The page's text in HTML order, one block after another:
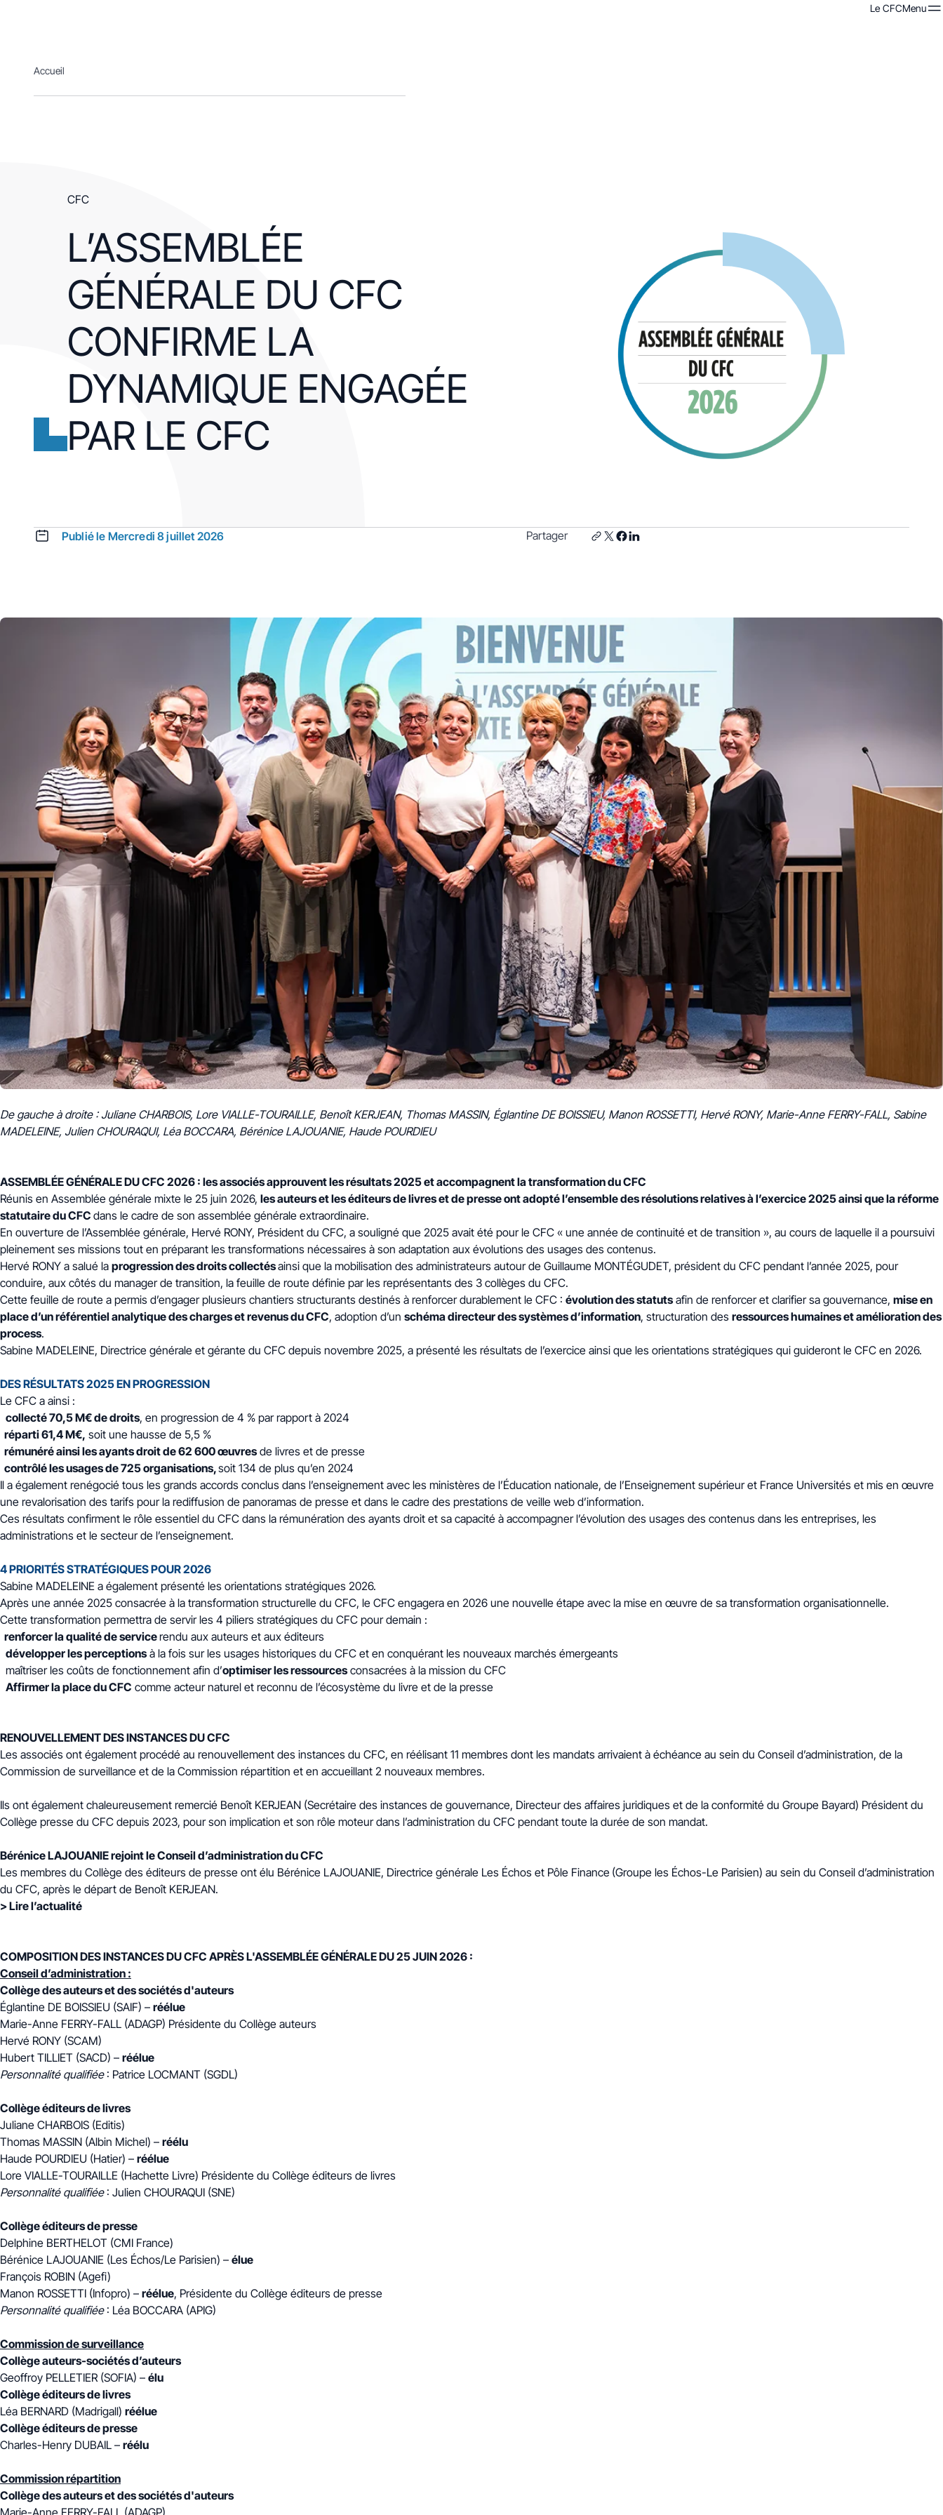
Le CFCMenu
Menu
Accueil
L’ASSEMBLÉE
GÉNÉRALE DU CFC
CONFIRME LA
DYNAMIQUE ENGAGÉE
PAR LE CFC
CFC
Publié le Mercredi 8 juillet 2026 Partager
De gauche à droite : Juliane CHARBOIS, Lore VIALLE-TOURAILLE, Benoît KERJEAN, Thomas MASSIN, Églantine DE BOISSIEU, Manon ROSSETTI, Hervé RONY, Marie-Anne FERRY-FALL, Sabine
MADELEINE, Julien CHOURAQUI, Léa BOCCARA, Bérénice LAJOUANIE, Haude POURDIEU
ASSEMBLÉE GÉNÉRALE DU CFC 2026 : les associés approuvent les résultats 2025 et accompagnent la transformation du CFC
Réunis en Assemblée générale mixte le 25 juin 2026, les auteurs et les éditeurs de livres et de presse ont adopté l’ensemble des résolutions relatives à l’exercice 2025 ainsi que la réforme
statutaire du CFC dans le cadre de son assemblée générale extraordinaire.
En ouverture de l’Assemblée générale, Hervé RONY, Président du CFC, a souligné que 2025 avait été pour le CFC « une année de continuité et de transition », au cours de laquelle il a poursuivi
pleinement ses missions tout en préparant les transformations nécessaires à son adaptation aux évolutions des usages des contenus.
Hervé RONY a salué la progression des droits collectésainsi que la mobilisation des administrateurs autour de Guillaume MONTÉGUDET, président du CFC pendant l’année 2025, pour
conduire, aux côtés du manager de transition, la feuille de route définie par les représentants des 3 collèges du CFC.
Cette feuille de route a permis d’engager plusieurs chantiers structurants destinés à renforcer durablement le CFC : évolution des statutsafin de renforcer et clarifier sa gouvernance, mise en
place d’un référentiel analytique des charges et revenus du CFC, adoption d’un schéma directeur des systèmes d’information, structuration des ressources humaines et amélioration des
process.
Sabine MADELEINE, Directrice générale et gérante du CFC depuis novembre 2025, a présenté les résultats de l’exercice ainsi que les orientations stratégiques qui guideront le CFC en 2026.
DES RÉSULTATS 2025 EN PROGRESSION
Le CFC a ainsi :
collecté 70,5 M€ de droits, en progression de 4 % par rapport à 2024
réparti 61,4 M€, soit une hausse de 5,5 %
rémunéré ainsi les ayants droit de 62 600 œuvresde livres et de presse
contrôlé les usages de 725 organisations,soit 134 de plus qu’en 2024
Il a également renégocié tous les grands accords conclus dans l’enseignement avec les ministères de l’Éducation nationale, de l’Enseignement supérieur et France Universités et mis en œuvre
une revalorisation des tarifs pour la rediffusion de panoramas de presse et dans le cadre des prestations de veille web d’information.
Ces résultats confirment le rôle essentiel du CFC dans la rémunération des ayants droit et sa capacité à accompagner l’évolution des usages des contenus dans les entreprises, les
administrations et le secteur de l’enseignement.
4 PRIORITÉS STRATÉGIQUES POUR 2026
Sabine MADELEINE a également présenté les orientations stratégiques 2026.
Après une année 2025 consacrée à la transformation structurelle du CFC, le CFC engagera en 2026 une nouvelle étape avec la mise en œuvre de sa transformation organisationnelle.
Cette transformation permettra de servir les 4 piliers stratégiques du CFC pour demain :
renforcer la qualité de servicerendu aux auteurs et aux éditeurs
développer les perceptionsà la fois sur les usages historiques du CFC et en conquérant les nouveaux marchés émergeants
maîtriser les coûts de fonctionnement afin d’optimiser les ressourcesconsacrées à la mission du CFC
Affirmer la place du CFC comme acteur naturel et reconnu de l’écosystème du livre et de la presse
RENOUVELLEMENT DES INSTANCES DU CFC
Les associés ont également procédé au renouvellement des instances du CFC, en réélisant 11 membres dont les mandats arrivaient à échéance au sein du Conseil d’administration, de la
Commission de surveillance et de la Commission répartition et en accueillant 2 nouveaux membres.
Ils ont également chaleureusement remercié Benoît KERJEAN (Secrétaire des instances de gouvernance, Directeur des affaires juridiques et de la conformité du Groupe Bayard) Président du
Collège presse du CFC depuis 2023, pour son implication et son rôle moteur dans l’administration du CFC pendant toute la durée de son mandat.
Bérénice LAJOUANIE rejoint le Conseil d’administration du CFC
Les membres du Collège des éditeurs de presse ont élu Bérénice LAJOUANIE, Directrice générale Les Échos et Pôle Finance (Groupe les Échos-Le Parisien) au sein du Conseil d’administration
du CFC, après le départ de Benoît KERJEAN.
>Lire l’actualité
COMPOSITION DES INSTANCES DU CFC APRÈS L'ASSEMBLÉE GÉNÉRALE DU 25 JUIN 2026 :
Conseil d’administration :
Collège des auteurs et des sociétés d'auteurs
Églantine DE BOISSIEU (SAIF) – réélue
Marie-Anne FERRY-FALL (ADAGP) Présidente du Collège auteurs
Hervé RONY (SCAM)
Hubert TILLIET (SACD) – réélue
Personnalité qualifiée: Patrice LOCMANT (SGDL)
Collège éditeurs de livres
Juliane CHARBOIS (Editis)
Thomas MASSIN (Albin Michel) – réélu
Haude POURDIEU (Hatier) – réélue
Lore VIALLE-TOURAILLE (Hachette Livre) Présidente du Collège éditeurs de livres
Personnalité qualifiée: Julien CHOURAQUI (SNE)
Collège éditeurs de presse
Delphine BERTHELOT (CMI France)
Bérénice LAJOUANIE (Les Échos/Le Parisien) – élue
François ROBIN (Agefi)
Manon ROSSETTI (Infopro) – réélue, Présidente du Collège éditeurs de presse
Personnalité qualifiée: Léa BOCCARA (APIG)
Commission de surveillance
Collège auteurs-sociétés d’auteurs
Geoffroy PELLETIER (SOFIA) – élu
Collège éditeurs de livres
Léa BERNARD (Madrigall) réélue
Collège éditeurs de presse
Charles-Henry DUBAIL – réélu
Commission répartition
Collège des auteurs et des sociétés d'auteurs
Marie-Anne FERRY-FALL (ADAGP)